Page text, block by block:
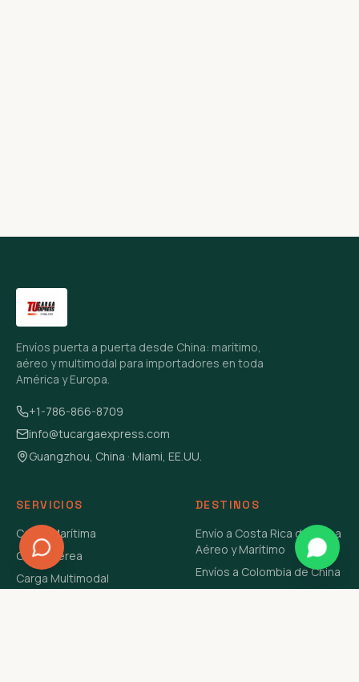
Envíos puerta a puerta desde China: marítimo,
aéreo y multimodal para importadores en toda
América y Europa.
+1-786-866-8709
info@tucargaexpress.com
Guangzhou, China · Miami, EE.UU.
SERVICIOS
Carga Marítima
Carga Aérea
Carga Multimodal
DESTINOS
Envío a Costa Rica de China
Aéreo y Marítimo
Envíos a Colombia de China